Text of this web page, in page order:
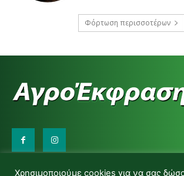
Φόρτωση περισσοτέρων
Χρησιμοποιούμε cookies για να σας